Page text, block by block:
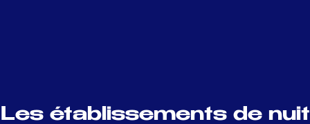
Les établissements de nuit